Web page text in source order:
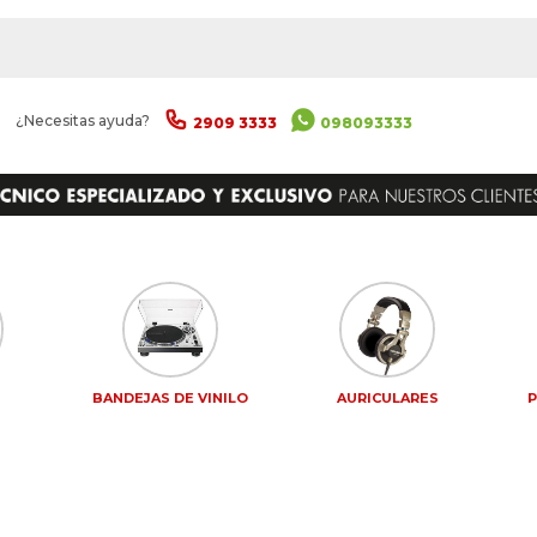
¿Necesitas ayuda? 2909 3333 098093333
BANDEJAS DE VINILO AURICULARES